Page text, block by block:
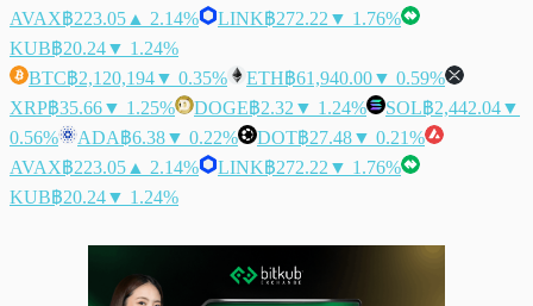
AVAX฿223.05 ▲ 2.14% LINK฿272.22 ▼ 1.76%
KUB฿20.24▼ 1.24%
BTC฿2,120,194▼ 0.35% ETH฿61,940.00▼ 0.59%
XRP฿35.66▼ 1.25% DOGE฿2.32 ▼ 1.24% SOL฿2,442.04▼
0.56%
ADA฿6.38▼ 0.22% DOT฿27.48▼ 0.21%
AVAX฿223.05 ▲ 2.14% LINK฿272.22 ▼ 1.76%
KUB฿20.24▼ 1.24%